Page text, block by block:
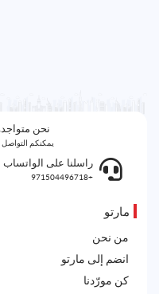
نحن
يمكنكم التواصل
راسلنا على الواتساب
+971504496718
مارتو
من نحن
انضم إلى مارتو
كن مورّدنا